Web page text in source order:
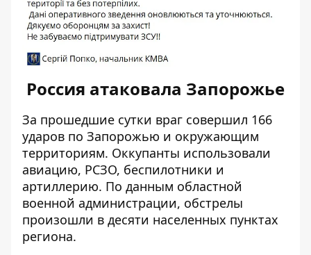
Россия атаковала Запорожье
За прошедшие сутки враг совершил 166
ударов по Запорожью и окружающим
территориям. Оккупанты использовали
авиацию, РСЗО, беспилотники и
артиллерию. По данным областной
военной администрации, обстрелы
произошли в десяти населенных пунктах
региона.